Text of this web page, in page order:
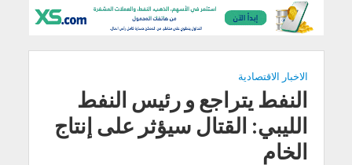
الاخبار الاقتصادية
النفط يتراجع و رئيس النفط
الليبي: القتال سيؤثر على إنتاج
الخام